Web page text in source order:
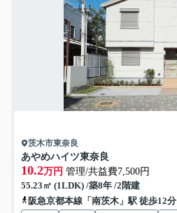
茨木市東奈良
あやめハイツ東奈良
10.2万円 管理/共益費7,500円
55.23㎡ (1LDK) /築8年 /2階建
阪急京都本線「南茨木」駅 徒歩12分